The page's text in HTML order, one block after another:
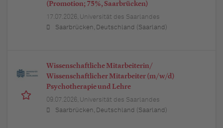
(Promotion; 75%, Saarbrücken)
17.07.2026, Universität des Saarlandes
Saarbrücken, Deutschland (Saarland)
Wissenschaftliche Mitarbeiterin/
Wissenschaftlicher Mitarbeiter (m/w/d)
Psychotherapie und Lehre
09.07.2026, Universität des Saarlandes
Saarbrücken, Deutschland (Saarland)